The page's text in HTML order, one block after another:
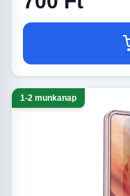
1-2 munkanap